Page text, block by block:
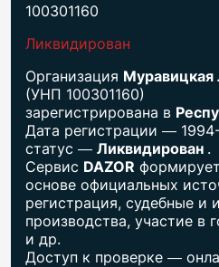
100301160
Ликвидирован
Организация
(УНП 100301160)
зарегистрирована в
Дата регистрации —
статус — Ликвидирован .
Сервис DAZOR
основе официальных
регистрация, судебные и
производства, участие в
и др.
Доступ к проверке —